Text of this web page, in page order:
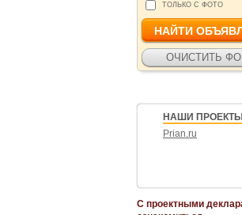
ТОЛЬКО С ФОТО
НАШИ ПРОЕКТЫ
Prian.ru
С проектными